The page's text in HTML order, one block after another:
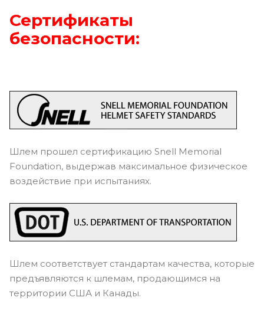
Сертификаты
безопасности:
Шлем прошел сертификацию Snell Memorial
Foundation, выдержав максимальное физическое
воздействие при испытаниях.
Шлем соответствует стандартам качества, которые
предъявляются к шлемам, продающимся на
территории США и Канады.